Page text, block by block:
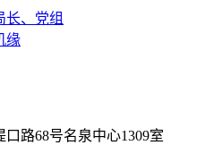
长、党组
缘
路68号名泉中心1309室